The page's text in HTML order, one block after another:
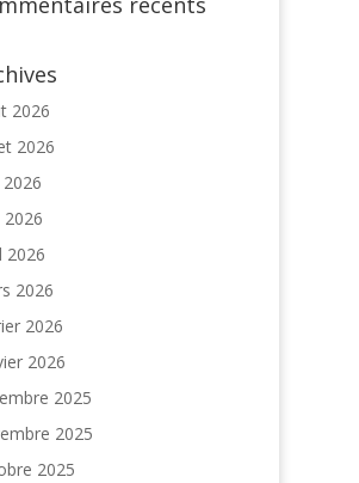
2026
2026
2026
2026
2026
2026
2025
2025
2025